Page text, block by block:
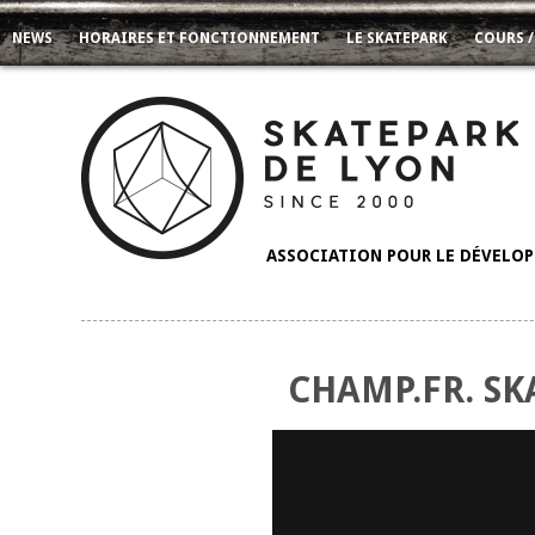
NEWS HORAIRES ET FONCTIONNEMENT LE SKATEPARK COURS
ASSOCIATION POUR LE
CHAMP.FR.